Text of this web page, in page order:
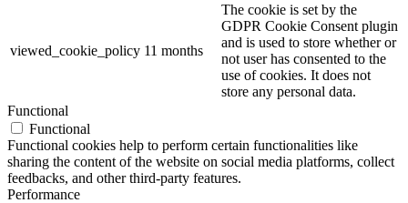
viewed_cookie_policy 11 months
The cookie is set by the
GDPR Cookie Consent plugin
and is used to store whether or
not user has consented to the
use of cookies. It does not
store any personal data.
Functional
Functional
Functional cookies help to perform certain functionalities like
sharing the content of the website on social media platforms, collect
feedbacks, and other third-party features.
Performance